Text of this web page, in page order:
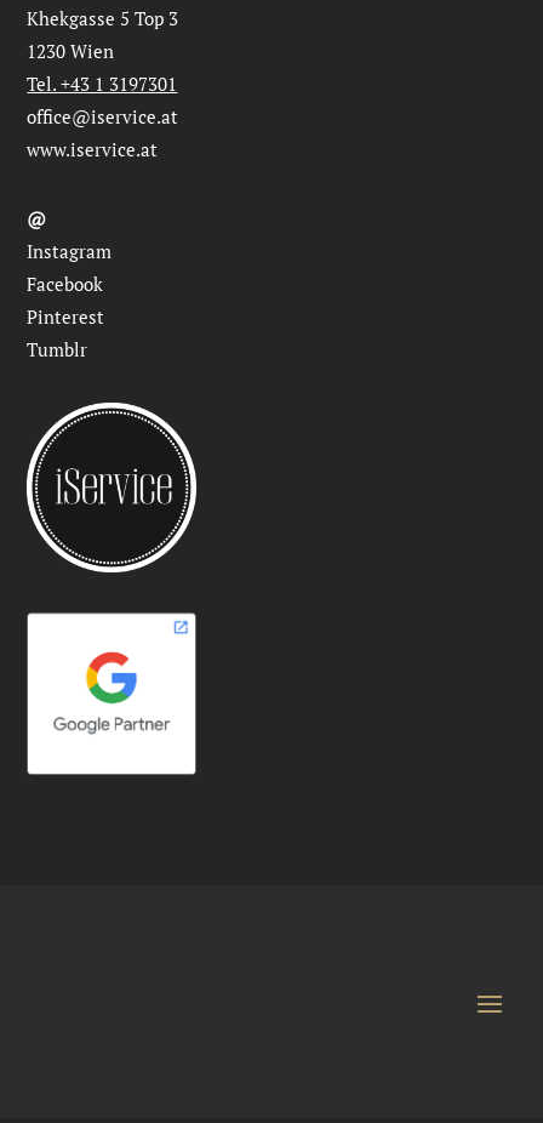
Khekgasse 5 Top 3
1230 Wien
Tel. +43 1 3197301
office@iservice.at
www.iservice.at
@
Instagram
Facebook
Pinterest
Tumblr